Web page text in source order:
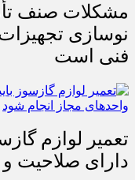
مشکلات صنف
نوسازی
فنی است
تعمیر لوازم
دارای صلاحیت